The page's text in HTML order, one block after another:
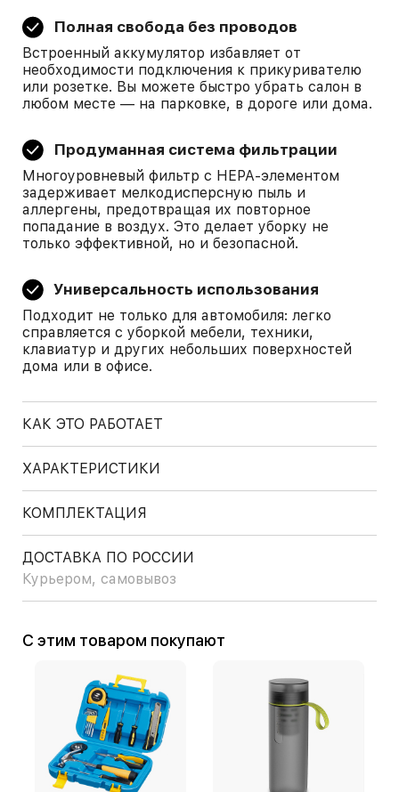
Полная свобода без проводов
Встроенный аккумулятор избавляет от
необходимости подключения к прикуривателю
или розетке. Вы можете быстро убрать салон в
любом месте — на парковке, в дороге или дома.
Продуманная система фильтрации
Многоуровневый фильтр с HEPA-элементом
задерживает мелкодисперсную пыль и
аллергены, предотвращая их повторное
попадание в воздух. Это делает уборку не
только эффективной, но и безопасной.
Универсальность использования
Подходит не только для автомобиля: легко
справляется с уборкой мебели, техники,
клавиатур и других небольших поверхностей
дома или в офисе.
КАК ЭТО РАБОТАЕТ
ХАРАКТЕРИСТИКИ
КОМПЛЕКТАЦИЯ
ДОСТАВКА ПО РОССИИ
Курьером, самовывоз
С этим товаром покупают